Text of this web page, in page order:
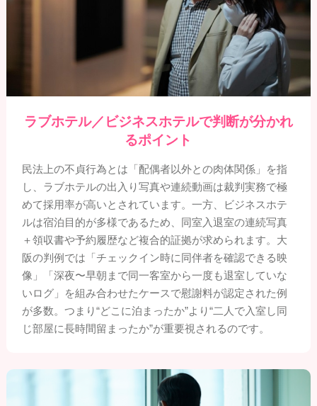
ラブホテル／ビジネスホテルで判断が分かれ
るポイント
民法上の不貞行為とは「配偶者以外との肉体関係」を指
し、ラブホテルの出入り写真や連続動画は裁判実務で極
めて採用率が高いとされています。一方、ビジネスホテ
ルは宿泊目的が多様であるため、 同室入退室の連続写真
＋領収書や予約履歴など複合的証拠が求められます。大
阪の判例では「チェックイン時に同伴者を確認できる映
像」「深夜〜早朝まで同一客室から一度も退室していな
いログ」を組み合わせたケースで慰謝料が認定された例
が多数。つまり“どこに泊まったか”より“二人で入室し同
じ部屋に長時間留まったか”が重要視されるのです。